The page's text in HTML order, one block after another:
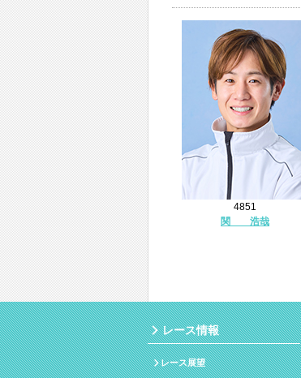
4851
関 浩哉
レース情報
レース展望